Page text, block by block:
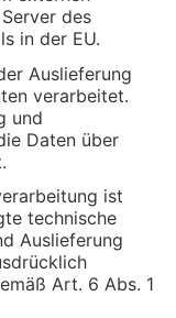
des
in der EU.
Auslieferung
verarbeitet.
und
Daten über
ist
technische
Auslieferung
Art. 6 Abs. 1